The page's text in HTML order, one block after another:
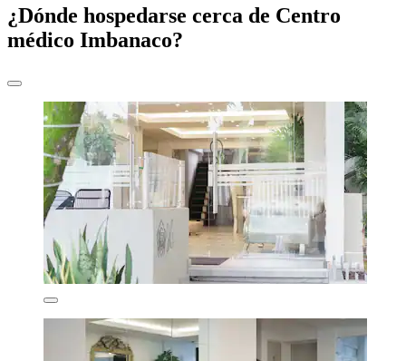
¿Dónde hospedarse cerca de Centro
médico Imbanaco?